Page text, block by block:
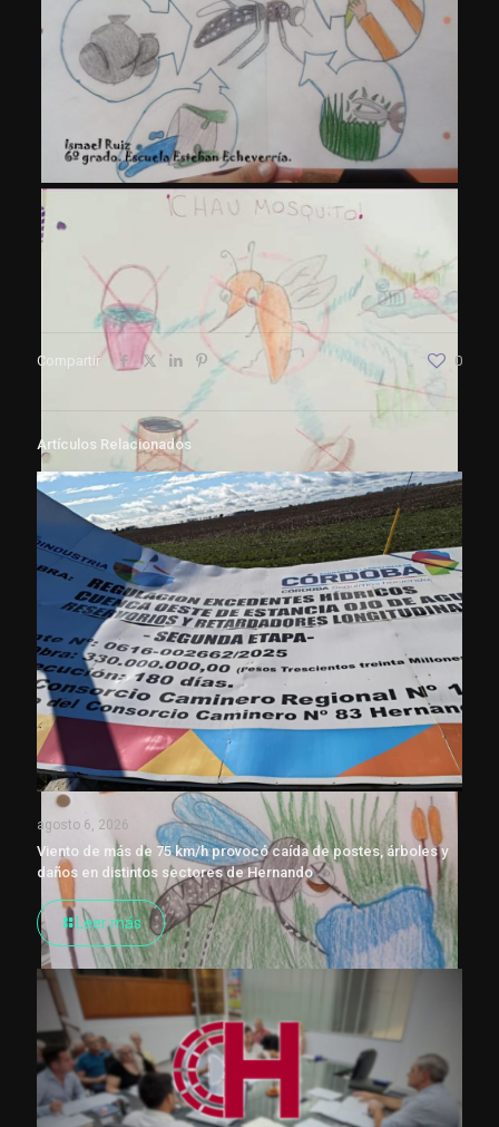
Compartir 0
Artículos Relacionados
agosto 6, 2026
Viento de más de 75 km/h provocó caída de postes, árboles y
daños en distintos sectores de Hernando
Leer más